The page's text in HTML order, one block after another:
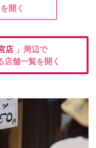
開く
店 」周辺で
店舗一覧を開く